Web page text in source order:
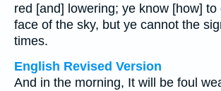
red [and] lowering; ye know [how] to
face of the sky, but ye cannot the
times.
English Revised Version
And in the morning, It will be foul